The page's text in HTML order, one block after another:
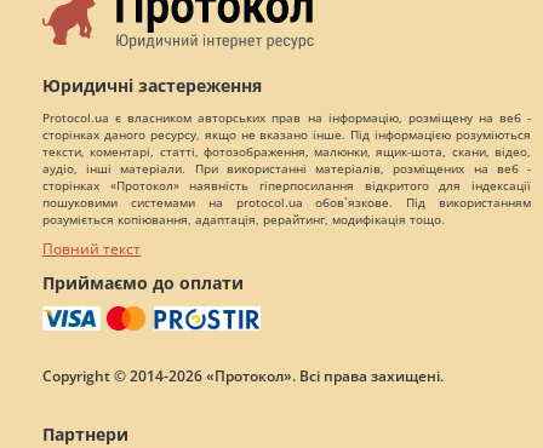
Юридичні застереження
Protocol.ua є власником авторських прав на інформацію, розміщену на веб -
сторінках даного ресурсу, якщо не вказано інше. Під інформацією розуміються
тексти, коментарі, статті, фотозображення, малюнки, ящик-шота, скани, відео,
аудіо, інші матеріали. При використанні матеріалів, розміщених на веб -
сторінках «Протокол» наявність гіперпосилання відкритого для індексації
пошуковими системами на protocol.ua обов`язкове. Під використанням
розуміється копіювання, адаптація, рерайтинг, модифікація тощо.
Повний текст
Приймаємо до оплати
Copyright © 2014-2026 «Протокол». Всі права захищені.
Партнери